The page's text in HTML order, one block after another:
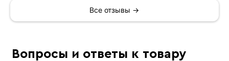
Все отзывы →
Вопросы и ответы к товару